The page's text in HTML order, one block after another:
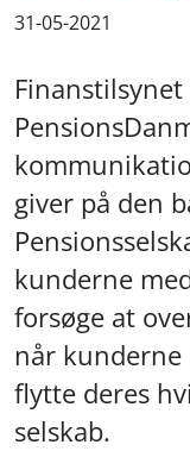
31-05-2021
giver på den
kunderne
forsøge at
når
flytte deres
selskab.